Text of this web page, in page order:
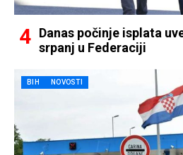
Danas počinje isplata
srpanj u Federaciji
BIH NOVOSTI